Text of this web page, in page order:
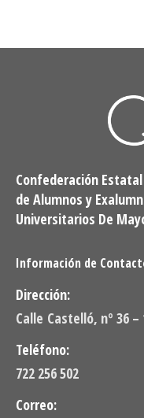
Confederación
de Alumnos y
Universitarios De
Información de
Dirección:
Calle Castelló, nº 36 –
Teléfono:
722 256 502
Correo: